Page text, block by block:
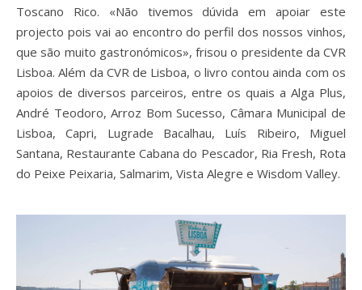
Toscano Rico. «Não tivemos dúvida em apoiar este
projecto pois vai ao encontro do perfil dos nossos vinhos,
que são muito gastronómicos», frisou o presidente da CVR
Lisboa. Além da CVR de Lisboa, o livro contou ainda com os
apoios de diversos parceiros, entre os quais a Alga Plus,
André Teodoro, Arroz Bom Sucesso, Câmara Municipal de
Lisboa, Capri, Lugrade Bacalhau, Luís Ribeiro, Miguel
Santana, Restaurante Cabana do Pescador, Ria Fresh, Rota
do Peixe Peixaria, Salmarim, Vista Alegre e Wisdom Valley.